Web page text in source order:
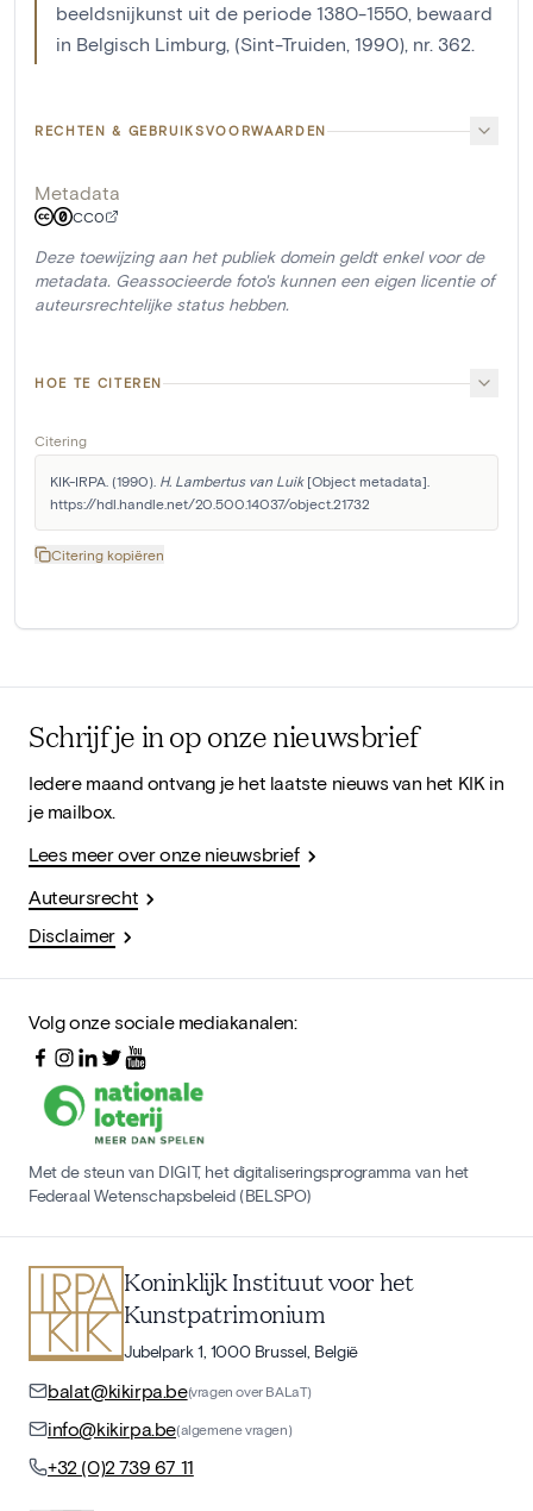
beeldsnijkunst uit de periode 1380-1550, bewaard
in Belgisch Limburg, (Sint-Truiden, 1990), nr. 362.
RECHTEN & GEBRUIKSVOORWAARDEN
Metadata
CC0
Deze toewijzing aan het publiek domein geldt enkel voor de
metadata. Geassocieerde foto's kunnen een eigen licentie of
auteursrechtelijke status hebben.
HOE TE CITEREN
Citering
KIK-IRPA. (1990). H. Lambertus van Luik [Object metadata].
https://hdl.handle.net/20.500.14037/object.21732
Citering kopiëren
Schrijf je in op onze nieuwsbrief
Iedere maand ontvang je het laatste nieuws van het KIK in
je mailbox.
Lees meer over onze nieuwsbrief
Auteursrecht
Disclaimer
Volg onze sociale mediakanalen:
Met de steun van DIGIT, het digitaliseringsprogramma van het
Federaal Wetenschapsbeleid (BELSPO)
Koninklijk Instituut voor het
Kunstpatrimonium
Jubelpark 1, 1000 Brussel, België
balat@kikirpa.be(vragen over BALaT)
info@kikirpa.be(algemene vragen)
+32 (0)2 739 67 11